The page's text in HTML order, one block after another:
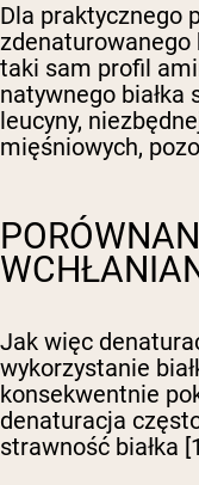
Dla praktycznego
zdenaturowanego
taki sam profil
natywnego
leucyny,
mięśniowych,
Jak więc
wykorzystanie
konsekwentnie
denaturacja
strawność białka